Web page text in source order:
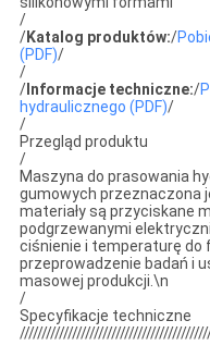
/
/Katalog produktów:/
(PDF)/
/
/Informacje techniczne:/
hydraulicznego (PDF)/
/
Przegląd produktu
/
Maszyna do prasowania
gumowych przeznaczona
materiały są przyciskane
podgrzewanymi
ciśnienie i temperaturę do
przeprowadzenie badań i
masowej produkcji.\n
/
Specyfikacje techniczne